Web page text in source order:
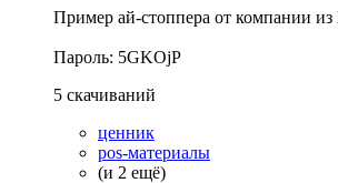
Пример ай-стоппера от компании
Пароль: 5GKOjP
5 скачиваний
ценник
pos-материалы
(и 2 ещё)